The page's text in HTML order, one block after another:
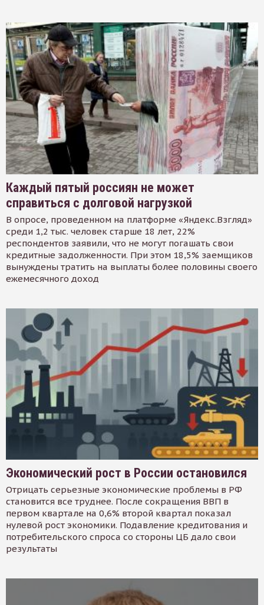
Каждый пятый россиян не может
справиться с долговой нагрузкой
В опросе, проведенном на платформе «Яндекс.Взгляд»
среди 1,2 тыс. человек старше 18 лет, 22%
респондентов заявили, что не могут погашать свои
кредитные задолженности. При этом 18,5% заемщиков
вынуждены тратить на выплаты более половины своего
ежемесячного доход
Экономический рост в России остановился
Отрицать серьезные экономические проблемы в РФ
становится все труднее. После сокращения ВВП в
первом квартале на 0,6% второй квартал показал
нулевой рост экономики. Подавление кредитования и
потребительского спроса со стороны ЦБ дало свои
результаты